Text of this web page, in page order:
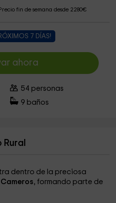
Precio fin de semana desde 2280€
7 DÍAS!
ahora
54 personas
9 baños
dentro de la preciosa
, formando parte de